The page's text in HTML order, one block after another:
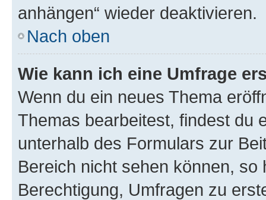
anhängen“ wieder deaktivieren.
Nach oben
Wie kann ich eine Umfrage
Wenn du ein neues Thema
Themas bearbeitest, findest du
unterhalb des Formulars zur
Bereich nicht sehen können,
Berechtigung, Umfragen zu